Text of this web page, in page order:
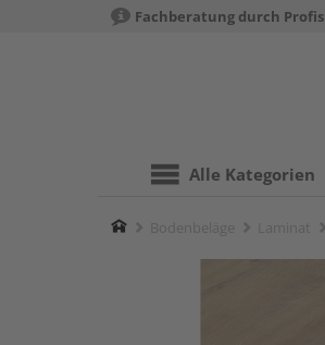
Fachberatung durch Profis
Alle Kategorien
Home